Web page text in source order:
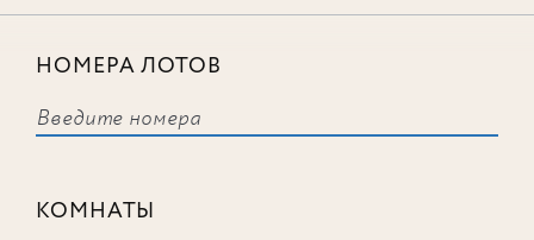
НОМЕРА ЛОТОВ
КОМНАТЫ
соответствует ни одного лота